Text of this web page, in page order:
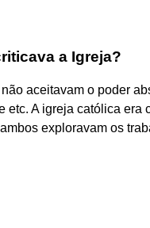
a Igreja?
aceitavam o poder
etc. A igreja católica
exploravam os